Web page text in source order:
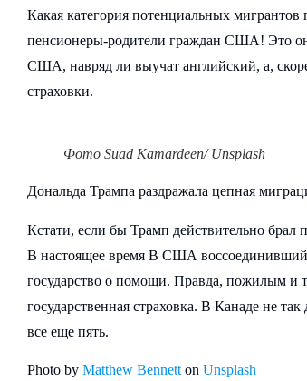
Какая категория потенциальных
пенсионеры-родители граждан США! Это
США, навряд ли выучат английский, а,
страховки.
Фото Suad Kamardeen/ Unsplash
Дональда Трампа раздражала цепная
Кстати, если бы Трамп действительно
В настоящее время В США
государство о помощи. Правда, пожилым и
государственная страховка. В Канаде не
все еще пять.
Photo by Matthew Bennett on Unsplash